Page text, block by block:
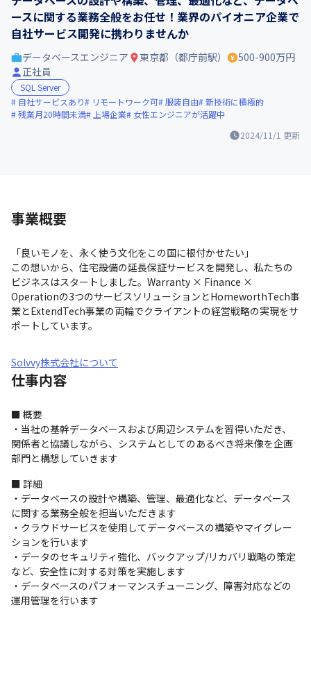
ースに関する業務全般をお任せ！業界のパイオニア企業で
自社サービス開発に携わりませんか
2024/11/1 更新
データベースエンジニア 東京都（都庁前駅）
500-900万円
正社員
SQL Server
自社サービスあり
リモートワーク可 服装自由
新技術に積極的
残業月20時間未満
上場企業 女性エンジニアが活躍中
事業概要
「良いモノを、永く使う文化をこの国に根付かせたい」
この想いから、住宅設備の延長保証サービスを開発し、私たちの
ビジネスはスタートしました。Warranty × Finance ×
Operationの3つのサービスソリューションとHomeworthTech事
業とExtendTech事業の両輪でクライアントの経営戦略の実現をサ
ポートしています。
Solvvy株式会社について
仕事内容
■ 概要
・当社の基幹データベースおよび周辺システムを習得いただき、
関係者と協議しながら、システムとしてのあるべき将来像を企画
部門と構想していきます
■ 詳細
・データベースの設計や構築、管理、最適化など、データベース
に関する業務全般を担当いただきます
・クラウドサービスを使用してデータベースの構築やマイグレー
ションを行います
・データのセキュリティ強化、バックアップ/リカバリ戦略の策定
など、安全性に対する対策を実施します
・データベースのパフォーマンスチューニング、障害対応などの
運用管理を行います